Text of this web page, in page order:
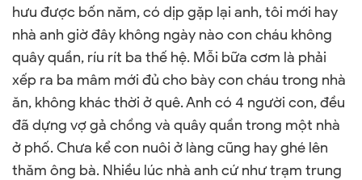
hưu được bốn năm, có dịp gặp lại anh, tôi mới hay
nhà anh giờ đây không ngày nào con cháu không
quây quần, ríu rít ba thế hệ. Mỗi bữa cơm là phải
xếp ra ba mâm mới đủ cho bày con cháu trong nhà
ăn, không khác thời ở quê. Anh có 4 người con, đều
đã dựng vợ gả chồng và quây quần trong một nhà
ở phố. Chưa kể con nuôi ở làng cũng hay ghé lên
thăm ông bà. Nhiều lúc nhà anh cứ như trạm trung